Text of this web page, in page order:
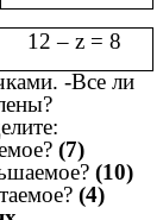
12 – z = 8
-Все ли
(7)
(10)
(4)